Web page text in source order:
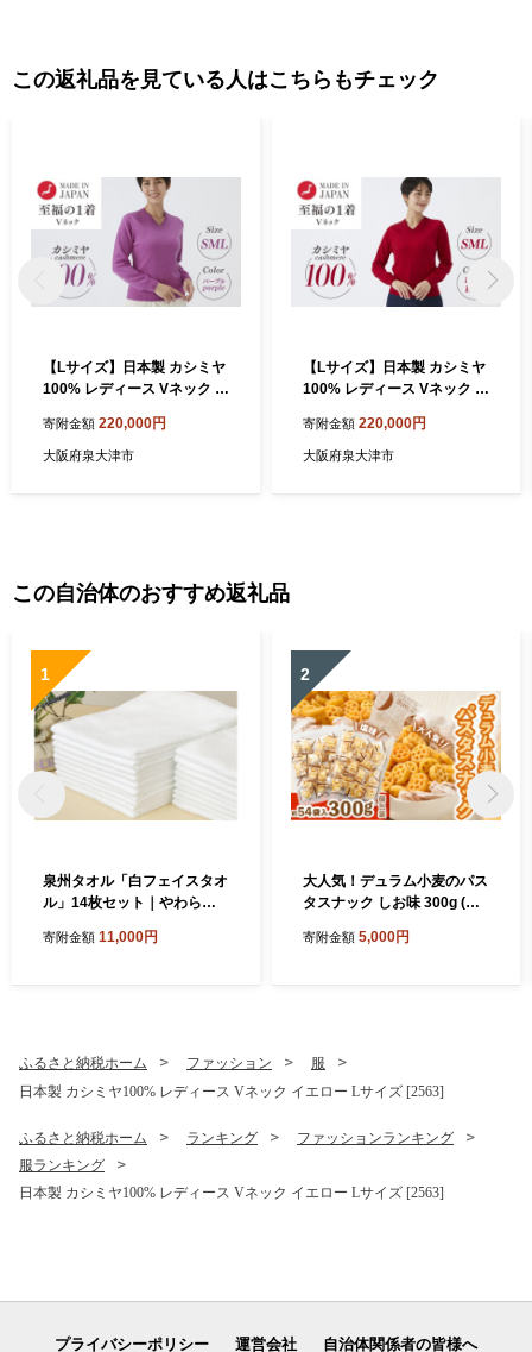
この返礼品を見ている人はこちらもチェック
【Lサイズ】日本製 カシミヤ
100% レディース Vネック パ
寄附金額 220,000円
大阪府泉大津市
【Lサイズ】日本製 カシミヤ
100% レディース Vネック レ
寄附金額 220,000円
大阪府泉大津市
この自治体のおすすめ返礼品
1
泉州タオル「白フェイスタオ
ル」14枚セット｜やわらか
性 普段使い 泉州タオル [381
寄附金額 11,000円
2
大人気！デュラム小麦のパス
タスナック しお味 300g (約5
個包装 パスタ スナック 塩味
寄附金額 5,000円
ふるさと納税ホーム ファッション
服
日本製 カシミヤ100% レディース Vネック イエロー Lサイズ [2563]
ふるさと納税ホーム ランキング
ファッションランキング
服ランキング
日本製 カシミヤ100% レディース Vネック イエロー Lサイズ [2563]
プライバシーポリシー 運営会社 自治体関係者の皆様へ